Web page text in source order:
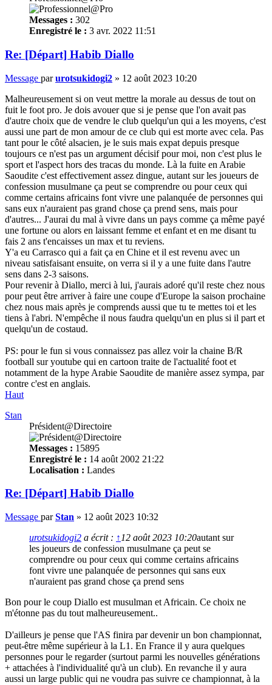
Messages : 302
Enregistré le : 3 avr. 2022 11:51
Re: [Départ] Habib Diallo
Message parurotsukidogi2 » 12 août 2023 10:20
Malheureusement si on veut mettre la morale au dessus de tout on
fuit le foot pro. Je dois avouer que si je pense que l'on avait pas
d'autre choix que de vendre le club quelqu'un qui a les moyens, c'est
aussi une part de mon amour de ce club qui est morte avec cela. Pas
tant pour le côté alsacien, je le suis mais expat depuis presque
toujours ce n'est pas un argument décisif pour moi, non c'est plus le
sport et l'aspect hors des tracas du monde. Là la fuite en Arabie
Saoudite c'est effectivement assez dingue, autant sur les joueurs de
confession musulmane ça peut se comprendre ou pour ceux qui
comme certains africains font vivre une palanquée de personnes qui
sans eux n'auraient pas grand chose ça prend sens, mais pour
d'autres... J'aurai du mal à vivre dans un pays comme ça même payé
une fortune ou alors en laissant femme et enfant et en me disant tu
fais 2 ans t'encaisses un max et tu reviens.
Y'a eu Carrasco qui a fait ça en Chine et il est revenu avec un
niveau satisfaisant ensuite, on verra si il y a une fuite dans l'autre
sens dans 2-3 saisons.
Pour revenir à Diallo, merci à lui, j'aurais adoré qu'il reste chez nous
pour peut être arriver à faire une coupe d'Europe la saison prochaine
chez nous mais après je comprends aussi que tu te mettes toi et les
tiens à l'abri. N'empêche il nous faudra quelqu'un en plus si il part et
quelqu'un de costaud.
PS: pour le fun si vous connaissez pas allez voir la chaine B/R
football sur youtube qui en cartoon traite de l'actualité foot et
notamment de la hype Arabie Saoudite de manière assez sympa, par
contre c'est en anglais.
Haut
Stan
Président@Directoire
Messages : 15895
Enregistré le : 14 août 2002 21:22
Localisation : Landes
Re: [Départ] Habib Diallo
Message parStan » 12 août 2023 10:32
urotsukidogi2 a écrit : ↑ 12 août 2023 10:20autant sur
les joueurs de confession musulmane ça peut se
comprendre ou pour ceux qui comme certains africains
font vivre une palanquée de personnes qui sans eux
n'auraient pas grand chose ça prend sens
Bon pour le coup Diallo est musulman et Africain. Ce choix ne
m'étonne pas du tout malheureusement..
D'ailleurs je pense que l'AS finira par devenir un bon championnat,
peut-être même supérieur à la L1. En France il y aura quelques
personnes pour le regarder (surtout parmi les nouvelles générations
+ attachées à l'individualité qu'à un club). En revanche il y aura
aussi un large public qui ne voudra pas suivre ce championnat, à la